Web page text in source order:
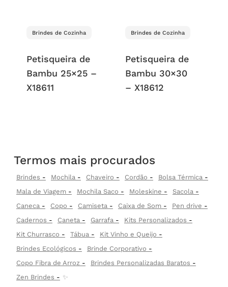
Brindes de Cozinha
Petisqueira de
Bambu 25×25 –
X18611
Brindes de Cozinha
Petisqueira de
Bambu 30×30
– X18612
Termos mais procurados
Brindes Mochila Chaveiro Cordão
Bolsa Térmica
Mala de Viagem
Mochila Saco Moleskine
Sacola
Caneca
Copo Camiseta Caixa de Som
Pen drive
Cadernos
Caneta Garrafa
Kits Personalizados
Kit Churrasco
Tábua
Kit Vinho e Queijo
Brindes Ecológicos
Brinde Corporativo
Copo Fibra de Arroz
Brindes Personalizadas Baratos
Zen Brindes
✨